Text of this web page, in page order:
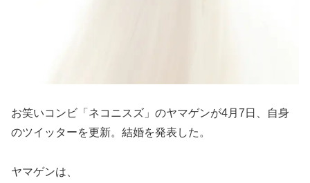
お笑いコンビ「ネコニスズ」のヤマゲンが4月7日、自身
のツイッターを更新。結婚を発表した。
ヤマゲンは、